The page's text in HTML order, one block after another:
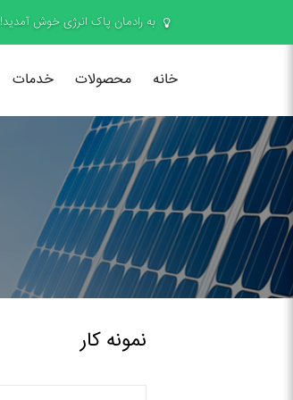
به رادمان پاک انرژی خوش آمدید!
خانه محصولات خدمات
نمونه کار